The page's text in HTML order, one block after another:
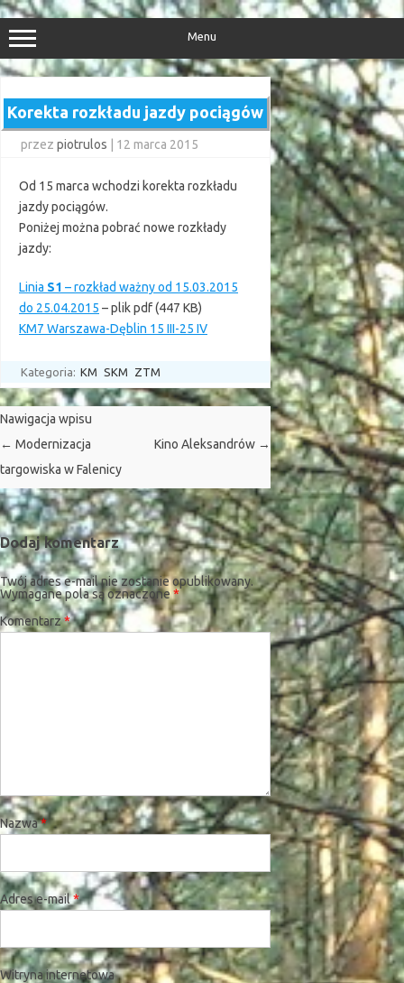
Przejdź
do
treści
Menu
Korekta rozkładu jazdy pociągów
przez piotrulos 12 marca 2015
Od 15 marca wchodzi korekta rozkładu
jazdy pociągów.
Poniżej można pobrać nowe rozkłady
jazdy:
Linia S1 – rozkład ważny od 15.03.2015
do 25.04.2015 – plik pdf (447 KB)
KM7 Warszawa-Dęblin 15 III-25 IV
Kategoria: KM SKM ZTM
Nawigacja wpisu
← Modernizacja
targowiska w Falenicy
Kino Aleksandrów →
Dodaj komentarz
Twój adres e-mail nie zostanie opublikowany.
Wymagane pola są oznaczone*
Komentarz*
Nazwa*
Adres e-mail*
Witryna internetowa